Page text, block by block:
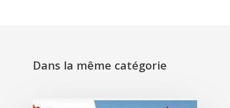
Dans la même catégorie